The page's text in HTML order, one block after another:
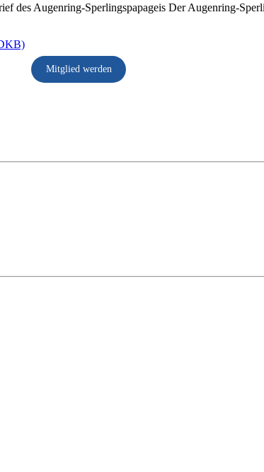
des Augenring-Sperlingspapageis Der Augenring-
Mitglied werden